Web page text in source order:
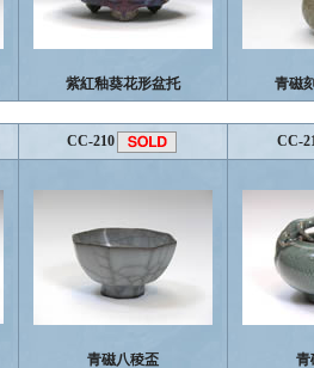
紫紅釉葵花形盆托 青磁
CC-210 CC-
青磁八稜盃 青